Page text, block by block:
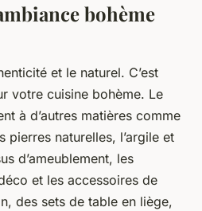
bohème
et le naturel. C’est
votre cuisine bohème. Le
à d’autres matières comme
naturelles, l’argile et
d’ameublement, les
et les accessoires de
des sets de table en liège,